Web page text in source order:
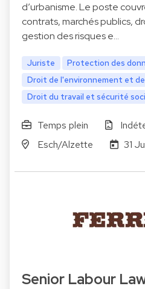
d’urbanisme. Le poste
contrats, marchés publics,
gestion des risques e…
Juriste
Protection des
Droit de l'environnement et
Droit du travail et sécurité
Temps plein
Esch/Alzette
31
Senior Labour